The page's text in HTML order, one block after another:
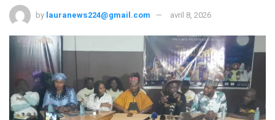
by lauranews224@gmail.com avril 8, 2026